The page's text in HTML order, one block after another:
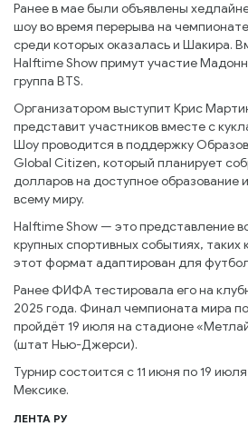
Ранее в мае были объявлены
шоу во время перерыва на
среди которых оказалась и Шакира.
Halftime Show примут участие
группа BTS.
Организатором выступит Крис
представит участников вместе с
Шоу проводится в поддержку
Global Citizen, который планирует
долларов на доступное образование
всему миру.
Halftime Show — это представление
крупных спортивных событиях, таких
этот формат адаптирован для
Ранее ФИФА тестировала его на
2025 года. Финал чемпионата мира
пройдёт 19 июля на стадионе
(штат Нью-Джерси).
Турнир состоится с 11 июня по 19
Мексике.
ЛЕНТА РУ